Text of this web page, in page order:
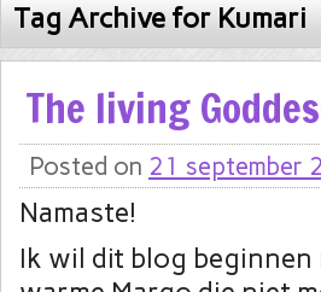
Tag Archive for Kumari
The living
Posted on 21 september
Namaste!
Ik wil dit blog beginnen